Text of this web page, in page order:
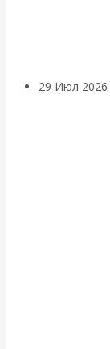
29 Июл 2026